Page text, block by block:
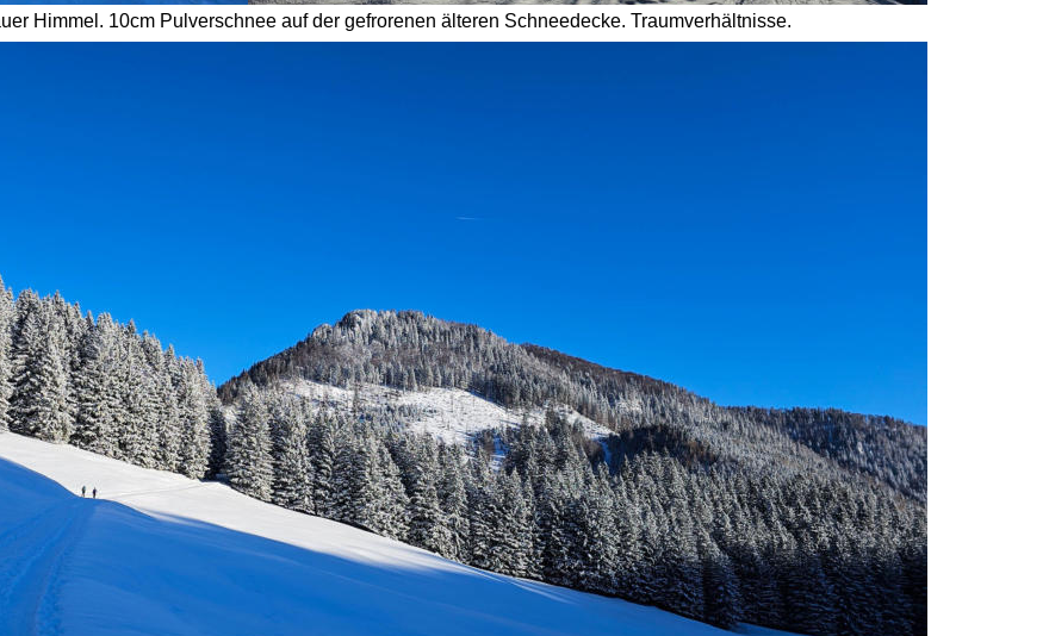
Himmel. 10cm Pulverschnee auf der gefrorenen älteren Schneedecke. Traumverhältnisse.